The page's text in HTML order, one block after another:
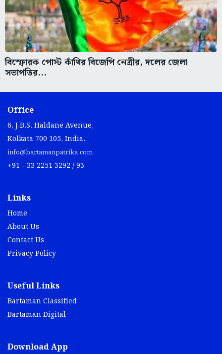
বিস্ফোরক পোস্ট কাঁথির বিজেপি নেত্রীর, দলের জেলা
সভাপতির...
Office
6, J.B.S. Haldane Avenue,
Kolkata 700 105, India.
info@bartamanpatrika.com
+91 - 33 2251 3292 / 93
Links
Home
About Us
Contact Us
Privacy Policy
Useful Links
Bartaman Classified
Bartaman Digital
Download App